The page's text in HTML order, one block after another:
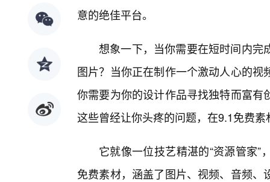
意的绝佳平台。
想象一下，当你需要在短时间内
图片？当你正在制作一个激动人心的
你需要为你的设计作品寻找独特而富
这些曾经让你头疼的问题，在9.1免费
它就像一位技艺精湛的“资源管家
免费素材，涵盖了图片、视频、音频